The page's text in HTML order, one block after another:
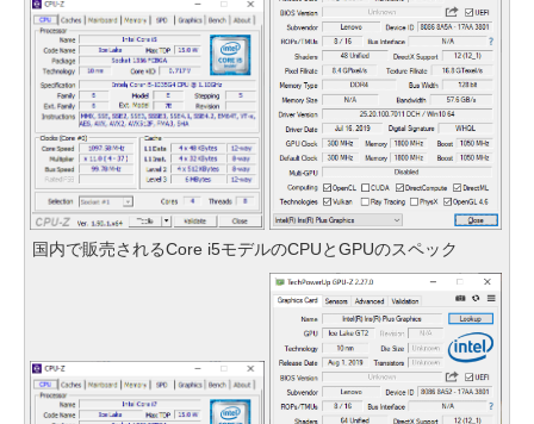
国内で販売されるCore i5モデルのCPUとGPUのスペック